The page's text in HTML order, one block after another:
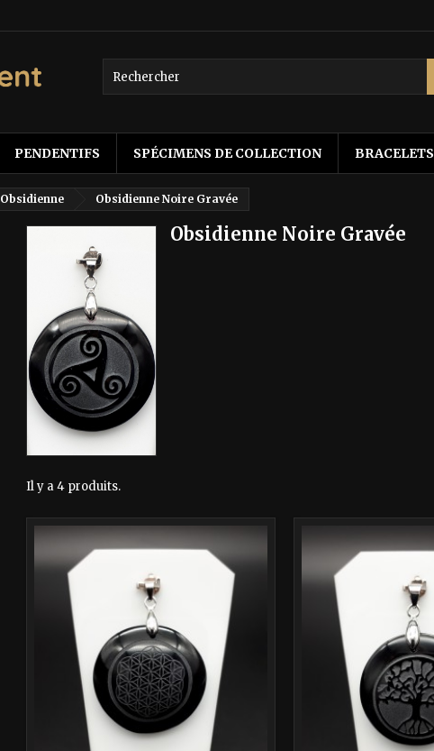
PENDENTIFS SPÉCIMENS DE COLLECTION BRACELETS
Obsidienne Obsidienne Noire Gravée
Obsidienne Noire Gravée
Il y a 4 produits.